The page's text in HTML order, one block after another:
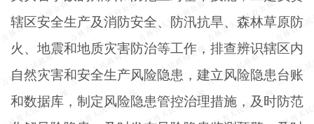
辖区安全生产及消防安全、防汛抗旱、森林草原防
火、地震和地质灾害防治等工作，排查辨识辖区内
自然灾害和安全生产风险隐患，建立风险隐患台账
和数据库，制定风险隐患管控治理措施，及时防范